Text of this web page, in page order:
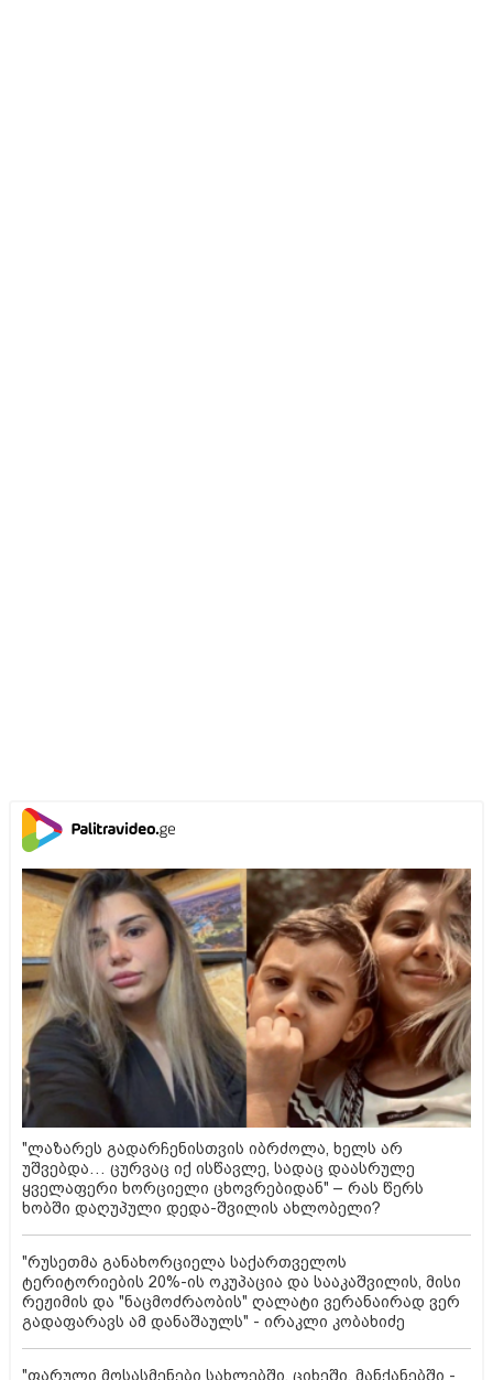
"ლაზარეს გადარჩენისთვის იბრძოლა, ხელს არ
უშვებდა… ცურვაც იქ ისწავლე, სადაც დაასრულე
ყველაფერი ხორციელი ცხოვრებიდან" – რას წერს
ხობში დაღუპული დედა-შვილის ახლობელი?
"რუსეთმა განახორციელა საქართველოს
ტერიტორიების 20%-ის ოკუპაცია და სააკაშვილის, მისი
რეჟიმის და "ნაცმოძრაობის" ღალატი ვერანაირად ვერ
გადაფარავს ამ დანაშაულს" - ირაკლი კობახიძე
"ფარული მოსასმენები სახლებში, ციხეში, მანქანებში -